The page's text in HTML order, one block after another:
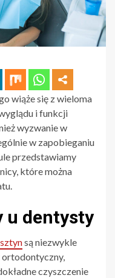
wiąże się z wieloma
i funkcji
wyzwanie w
w zapobieganiu
przedstawiamy
które można
u dentysty
są niezwykle
ortodontyczny,
czyszczenie